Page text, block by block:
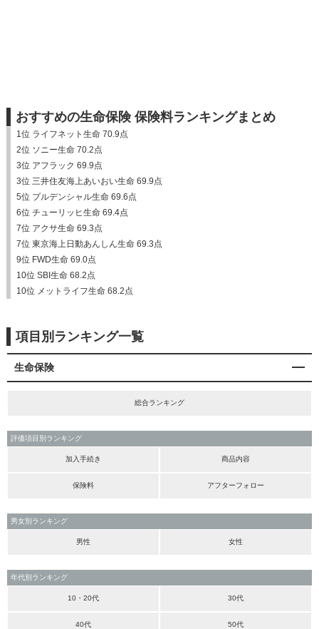
おすすめの生命保険 保険料ランキングまとめ
1位 ライフネット生命 70.9点
2位 ソニー生命 70.2点
3位 アフラック 69.9点
3位 三井住友海上あいおい生命 69.9点
5位 プルデンシャル生命 69.6点
6位 チューリッヒ生命 69.4点
7位 アクサ生命 69.3点
7位 東京海上日動あんしん生命 69.3点
9位 FWD生命 69.0点
10位 SBI生命 68.2点
10位 メットライフ生命 68.2点
項目別ランキング一覧
生命保険
総合ランキング
評価項目別ランキング
加入手続き 商品内容
保険料 アフターフォロー
男女別ランキング
男性 女性
年代別ランキング
10・20代 30代
40代 50代